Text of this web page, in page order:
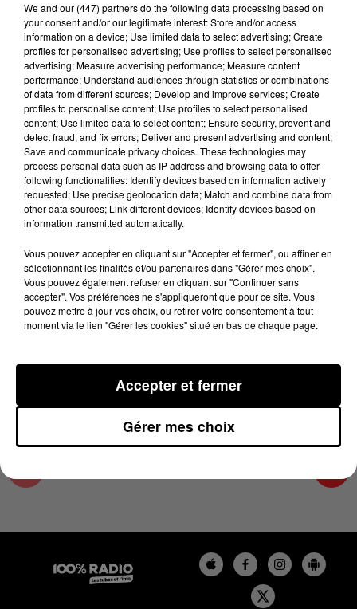
Lecture (4 min 11 sec)
100%
100% radio les infos du Lot
14 juin 2023 - 4 min 11 sec
LES INFOS DU LOT DU 14/06/2023 À 08H29
14/06/2023
We and our (447) partnersdo the following data processing based on
your consent and/or our legitimate interest: Store and/or access
information on a device; Use limited data to select advertising; Create
profiles for personalised advertising; Use profiles to select personalised
advertising; Measure advertising performance; Measure content
performance; Understand audiences through statistics or combinations
of data from different sources; Develop and improve services; Create
profiles to personalise content; Use profiles to select personalised
content; Use limited data to select content; Ensure security, prevent and
detect fraud, and fix errors; Deliver and present advertising and content;
Save and communicate privacy choices. These technologies may
process personal data such as IP address and browsing data to offer
following functionalities: Identify devices based on information actively
requested; Use precise geolocation data; Match and combine data from
other data sources; Link different devices; Identify devices based on
information transmitted automatically.
Vous pouvez accepter en cliquant sur "Accepter et fermer", ou affiner en
sélectionnant les finalités et/ou partenaires dans "Gérer mes choix".
Vous pouvez également refuser en cliquant sur "Continuer sans
accepter". Vos préférences ne s'appliqueront que pour ce site. Vous
pouvez mettre à jour vos choix, ou retirer votre consentement à tout
moment via le lien "Gérer les cookies" situé en bas de chaque page.
Gérer mes choix
Accepter et fermer